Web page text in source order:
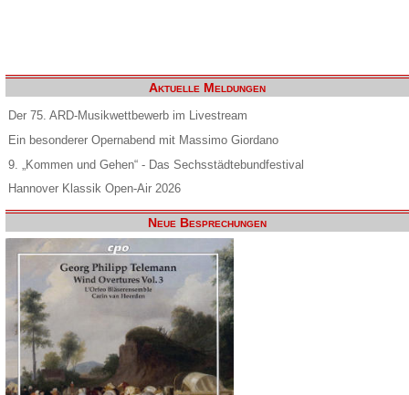
Aktuelle Meldungen
Der 75. ARD-Musikwettbewerb im Livestream
Ein besonderer Opernabend mit Massimo Giordano
9. „Kommen und Gehen“ - Das Sechsstädtebundfestival
Hannover Klassik Open-Air 2026
Neue Besprechungen